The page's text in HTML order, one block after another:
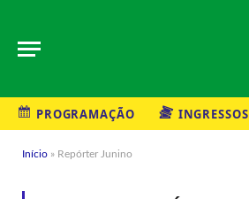
PROGRAMAÇÃO INGRESSOS
Início » Repórter Junino